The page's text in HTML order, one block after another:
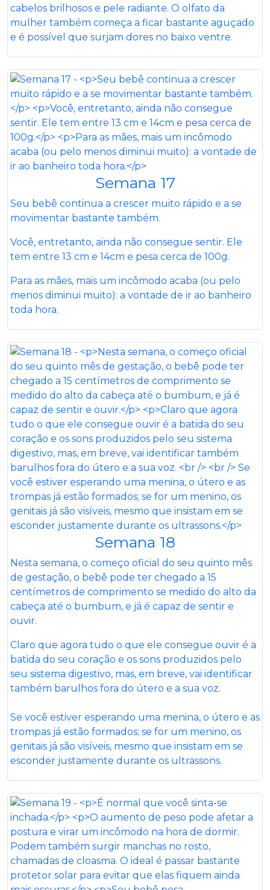
cabelos brilhosos e pele radiante. O olfato da
mulher também começa a ficar bastante aguçado
e é possível que surjam dores no baixo ventre.
Semana 17
Seu bebê continua a crescer muito rápido e a se
movimentar bastante também.
Você, entretanto, ainda não consegue sentir. Ele
tem entre 13 cm e 14cm e pesa cerca de 100g.
Para as mães, mais um incômodo acaba (ou pelo
menos diminui muito): a vontade de ir ao banheiro
toda hora.
Semana 18
Nesta semana, o começo oficial do seu quinto mês
de gestação, o bebê pode ter chegado a 15
centímetros de comprimento se medido do alto da
cabeça até o bumbum, e já é capaz de sentir e
ouvir.
Claro que agora tudo o que ele consegue ouvir é a
batida do seu coração e os sons produzidos pelo
seu sistema digestivo, mas, em breve, vai identificar
também barulhos fora do útero e a sua voz.
Se você estiver esperando uma menina, o útero e as
trompas já estão formados; se for um menino, os
genitais já são visíveis, mesmo que insistam em se
esconder justamente durante os ultrassons.